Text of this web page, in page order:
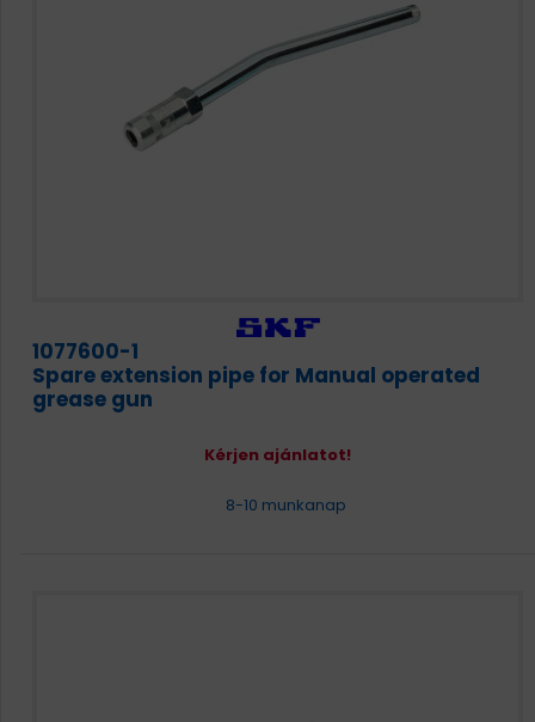
1077600-1
Spare extension pipe for Manual operated
grease gun
Kérjen ajánlatot!
8-10 munkanap